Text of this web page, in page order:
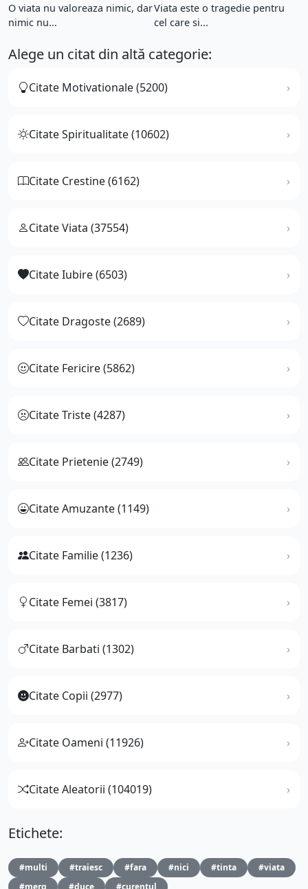
O viata nu valoreaza nimic, dar
nimic nu...
Viata este o tragedie pentru
cel care si...
Alege un citat din altă categorie:
Citate Motivationale (5200)
Citate Spiritualitate (10602)
Citate Crestine (6162)
Citate Viata (37554)
Citate Iubire (6503)
Citate Dragoste (2689)
Citate Fericire (5862)
Citate Triste (4287)
Citate Prietenie (2749)
Citate Amuzante (1149)
Citate Familie (1236)
Citate Femei (3817)
Citate Barbati (1302)
Citate Copii (2977)
Citate Oameni (11926)
Citate Aleatorii (104019)
Etichete:
#multi #traiesc #fara #nici #tinta
#viata
#merg
#duce #curentul